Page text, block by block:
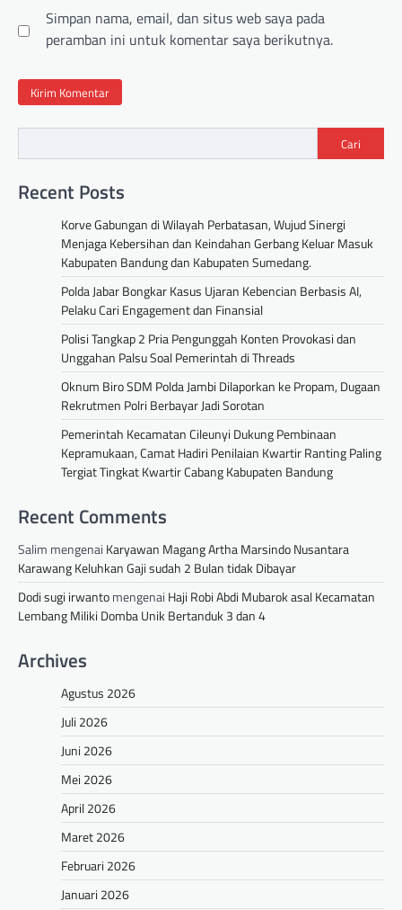
Simpan nama, email, dan situs web saya pada
peramban ini untuk komentar saya berikutnya.
Cari
Recent Posts
Korve Gabungan di Wilayah Perbatasan, Wujud Sinergi
Menjaga Kebersihan dan Keindahan Gerbang Keluar Masuk
Kabupaten Bandung dan Kabupaten Sumedang.
Polda Jabar Bongkar Kasus Ujaran Kebencian Berbasis AI,
Pelaku Cari Engagement dan Finansial
Polisi Tangkap 2 Pria Pengunggah Konten Provokasi dan
Unggahan Palsu Soal Pemerintah di Threads
Oknum Biro SDM Polda Jambi Dilaporkan ke Propam, Dugaan
Rekrutmen Polri Berbayar Jadi Sorotan
Pemerintah Kecamatan Cileunyi Dukung Pembinaan
Kepramukaan, Camat Hadiri Penilaian Kwartir Ranting Paling
Tergiat Tingkat Kwartir Cabang Kabupaten Bandung
Recent Comments
Salim mengenai Karyawan Magang Artha Marsindo Nusantara
Karawang Keluhkan Gaji sudah 2 Bulan tidak Dibayar
Dodi sugi irwantomengenai Haji Robi Abdi Mubarok asal Kecamatan
Lembang Miliki Domba Unik Bertanduk 3 dan 4
Archives
Agustus 2026
Juli 2026
Juni 2026
Mei 2026
April 2026
Maret 2026
Februari 2026
Januari 2026